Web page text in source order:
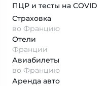
ПЦР и тесты на COVID
Страховка
во Францию
Отели
Франции
Авиабилеты
во Францию
Аренда авто